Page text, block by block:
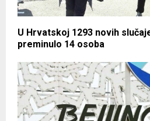
U Hrvatskoj 1293 novih
preminulo 14 osoba